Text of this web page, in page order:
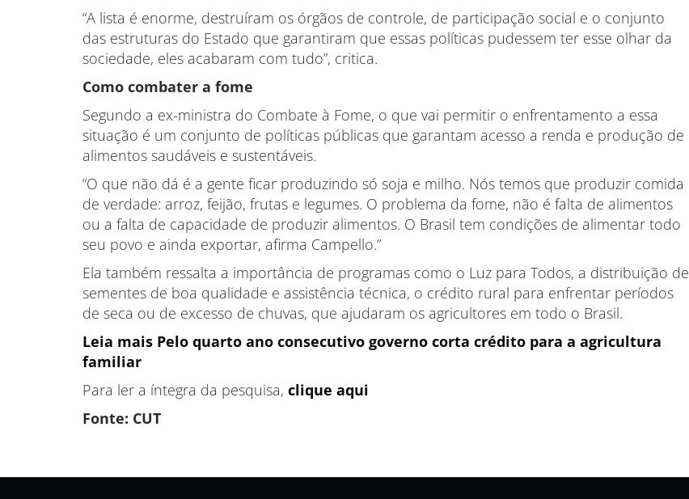
“A lista é enorme, destruíram os órgãos de controle, de participação social e o conjunto
das estruturas do Estado que garantiram que essas políticas pudessem ter esse olhar da
sociedade, eles acabaram com tudo”, critica.
Como combater a fome
Segundo a ex-ministra do Combate à Fome, o que vai permitir o enfrentamento a essa
situação é um conjunto de políticas públicas que garantam acesso a renda e produção de
alimentos saudáveis e sustentáveis.
“O que não dá é a gente ficar produzindo só soja e milho. Nós temos que produzir comida
de verdade: arroz, feijão, frutas e legumes. O problema da fome, não é falta de alimentos
ou a falta de capacidade de produzir alimentos. O Brasil tem condições de alimentar todo
seu povo e ainda exportar, afirma Campello.”
Ela também ressalta a importância de programas como o Luz para Todos, a distribuição de
sementes de boa qualidade e assistência técnica, o crédito rural para enfrentar períodos
de seca ou de excesso de chuvas, que ajudaram os agricultores em todo o Brasil.
Leia mais Pelo quarto ano consecutivo governo corta crédito para a agricultura
familiar
Para ler a íntegra da pesquisa, clique aqui
Fonte: CUT